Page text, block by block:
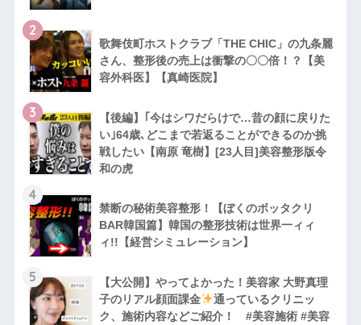
2
歌舞伎町ホストクラブ「THE CHIC」の九条麗
さん、整形後の売上は衝撃の〇〇倍！？【美
容外科医】【真崎医院】
3
【後編】｢今はシワだらけで…昔の顔に戻りた
い｣64歳､どこまで若返ることができるのか挑
戦したい【南原 竜樹】[23人目]美容整形版令
和の虎
4
禁断の秘術美容整形！【ぼくのボッタクリ
BAR韓国篇】韓国の整形技術は世界一ィィ
ィ!!【経営シミュレーション】
5
【大公開】やってよかった！美容家 大野真理
子のリアル顔面課金
通っているクリニッ
ク、施術内容などご紹介！ #美容施術 #美容